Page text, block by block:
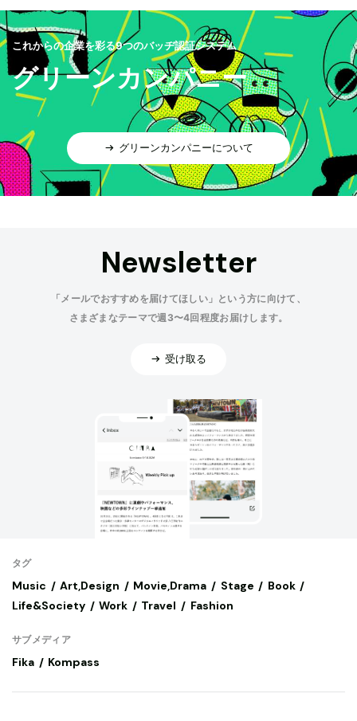
これからの企業を彩る9つのバッヂ認証システム
グリーンカンパニー
グリーンカンパニーについて
Newsletter
「メールでおすすめを届けてほしい」という方に向けて、
さまざまなテーマで週3〜4回程度お届けします。
受け取る
タグ
Music Art,Design Movie,Drama Stage
Book
Life&Society
Work Travel Fashion
サブメディア
Fika Kompass